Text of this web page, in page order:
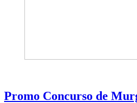
Promo Concurso de